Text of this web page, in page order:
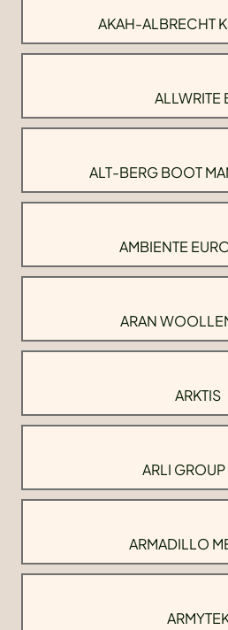
AKAH-ALBRECHT
ALLWRITE
ALT-BERG BOOT
AMBIENTE
ARAN
ARKTIS
ARLI GROUP
ARMADILLO